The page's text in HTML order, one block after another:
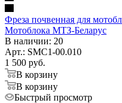
Фреза почвенная для
Мотоблока МТЗ-Беларус
В наличии: 20
Арт.: SMC1-00.010
1 500 руб.
В корзину
В корзину
Быстрый просмотр